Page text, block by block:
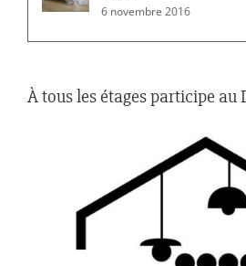
6 novembre 2016
À tous les étages participe au